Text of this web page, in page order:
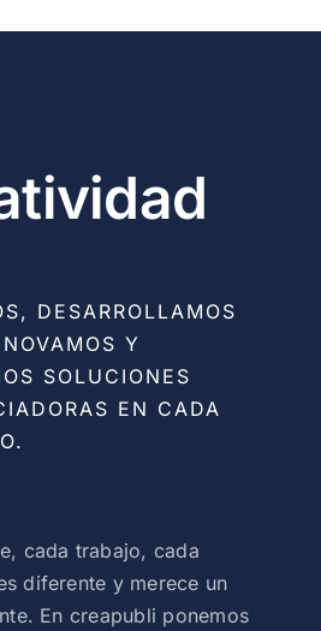
DESARROLLAMOS
Y
SOLUCIONES
EN CADA
cada trabajo, cada
diferente y merece un
En creapubli ponemos